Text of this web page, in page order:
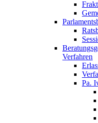
Verfahren
Pa.